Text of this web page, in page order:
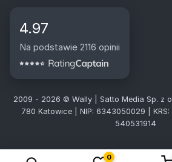
4.97
Na podstawie 2116 opinii
2009 - 2026 © Wally | Satto Media Sp. z
780 Katowice | NIP: 6343050029 | KRS:
540531914
0